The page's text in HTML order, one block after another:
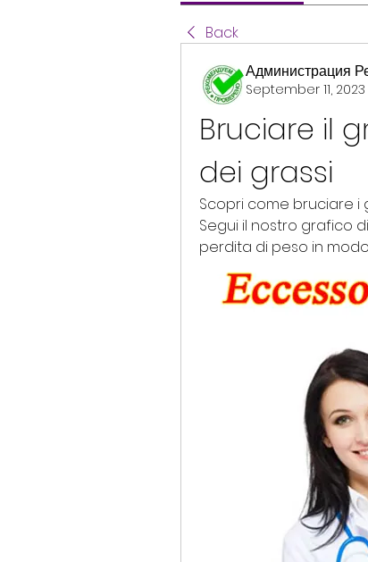
Back
Администрация
September 11, 2023
Bruciare il
dei grassi
Scopri come bruciare i
Segui il nostro grafico
perdita di peso in